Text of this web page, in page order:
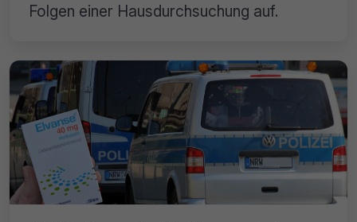
Folgen einer Hausdurchsuchung auf.